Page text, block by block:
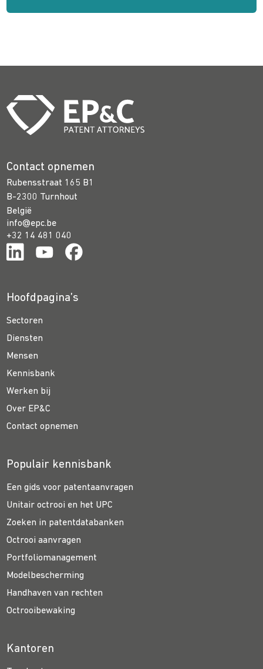
Contact opnemen
Rubensstraat 165 B1
B-2300 Turnhout
België
info@epc.be
+32 14 481 040
Hoofdpagina’s
Sectoren
Diensten
Mensen
Kennisbank
Werken bij
Over EP&C
Contact opnemen
Populair kennisbank
Een gids voor patentaanvragen
Unitair octrooi en het UPC
Zoeken in patentdatabanken
Octrooi aanvragen
Portfoliomanagement
Modelbescherming
Handhaven van rechten
Octrooibewaking
Kantoren